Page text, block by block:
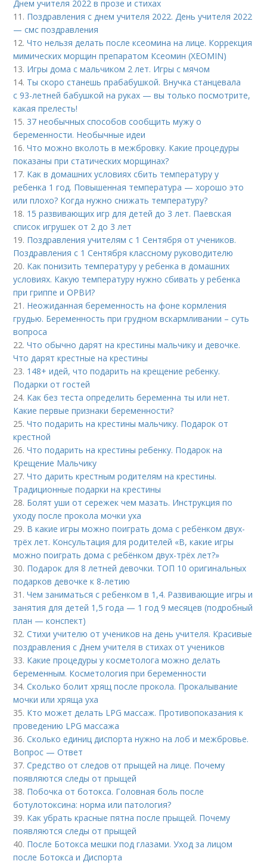
Днем учителя 2022 в прозе и стихах
11. Поздравления с днем учителя 2022. День учителя 2022
— смс поздравления
12.Что нельзя делать после ксеомина на лице. Коррекция
мимических морщин препаратом Ксеомин (XEOMIN)
13. Игры дома с мальчиком 2 лет. Игры с мячом
14. Ты скоро станешь прабабушкой. Внучка станцевала
с 93-летней бабушкой на руках — вы только посмотрите,
какая прелесть!
15. 37 необычных способов сообщить мужу о
беременности. Необычные идеи
16.Что можно вколоть в межбровку. Какие процедуры
показаны при статических морщинах?
17. Как в домашних условиях сбить температуру у
ребенка 1 год. Повышенная температура — хорошо это
или плохо? Когда нужно снижать температуру?
18. 15 развивающих игр для детей до 3 лет. Паевская
список игрушек от 2 до 3 лет
19. Поздравления учителям с 1 Сентября от учеников.
Поздравления с 1 Сентября классному руководителю
20. Как понизить температуру у ребенка в домашних
условиях. Какую температуру нужно сбивать у ребенка
при гриппе и ОРВИ?
21. Неожиданная беременность на фоне кормления
грудью. Беременность при грудном вскармливании – суть
вопроса
22.Что обычно дарят на крестины мальчику и девочке.
Что дарят крестные на крестины
23. 148+ идей, что подарить на крещение ребенку.
Подарки от гостей
24. Как без теста определить беременна ты или нет.
Какие первые признаки беременности?
25.Что подарить на крестины мальчику. Подарок от
крестной
26.Что подарить на крестины ребенку. Подарок на
Крещение Мальчику
27.Что дарить крестным родителям на крестины.
Традиционные подарки на крестины
28. Болят уши от сережек чем мазать. Инструкция по
уходу после прокола мочки уха
29. В какие игры можно поиграть дома с ребёнком двух-
трёх лет. Консультация для родителей «В, какие игры
можно поиграть дома с ребёнком двух-трёх лет?»
30. Подарок для 8 летней девочки. ТОП 10 оригинальных
подарков девочке к 8-летию
31.Чем заниматься с ребенком в 1,4. Развивающие игры и
занятия для детей 1,5 года — 1 год 9 месяцев (подробный
план — конспект)
32.Стихи учителю от учеников на день учителя. Красивые
поздравления с Днем учителя в стихах от учеников
33. Какие процедуры у косметолога можно делать
беременным. Косметология при беременности
34.Сколько болит хрящ после прокола. Прокалывание
мочки или хряща уха
35. Кто может делать LPG массаж. Противопоказания к
проведению LPG массажа
36.Сколько единиц диспорта нужно на лоб и межбровье.
Вопрос — Ответ
37.Средство от следов от прыщей на лице. Почему
появляются следы от прыщей
38. Побочка от ботокса. Головная боль после
ботулотоксина: норма или патология?
39. Как убрать красные пятна после прыщей. Почему
появляются следы от прыщей
40. После Ботокса мешки под глазами. Уход за лицом
после Ботокса и Диспорта